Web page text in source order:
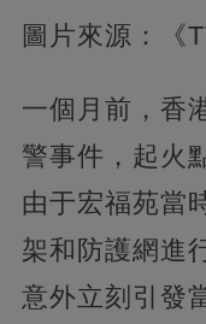
圖片來源：《
一個月前，香
警事件，起火
由于宏福苑當
架和防護網進
意外立刻引發